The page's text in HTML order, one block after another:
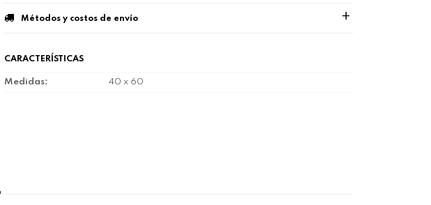
Métodos y costos de envío
CARACTERÍSTICAS
Medidas 40 x 60